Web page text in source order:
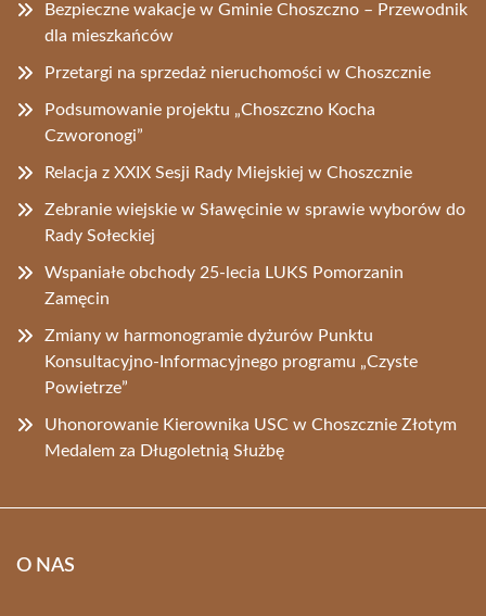
Bezpieczne wakacje w Gminie Choszczno – Przewodnik
dla mieszkańców
Przetargi na sprzedaż nieruchomości w Choszcznie
Podsumowanie projektu „Choszczno Kocha
Czworonogi”
Relacja z XXIX Sesji Rady Miejskiej w Choszcznie
Zebranie wiejskie w Sławęcinie w sprawie wyborów do
Rady Sołeckiej
Wspaniałe obchody 25-lecia LUKS Pomorzanin
Zamęcin
Zmiany w harmonogramie dyżurów Punktu
Konsultacyjno-Informacyjnego programu „Czyste
Powietrze”
Uhonorowanie Kierownika USC w Choszcznie Złotym
Medalem za Długoletnią Służbę
O NAS